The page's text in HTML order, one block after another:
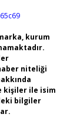
kurum
niteliği
kişiler ile isim
bilgiler